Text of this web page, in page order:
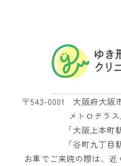
〒543-0001 大阪府大阪
メトロテラ
「大阪上本町
「谷町九丁目
お車でご来院の際は、